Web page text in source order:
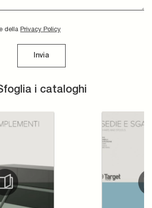
i cataloghi
della Privacy Policy
Invia